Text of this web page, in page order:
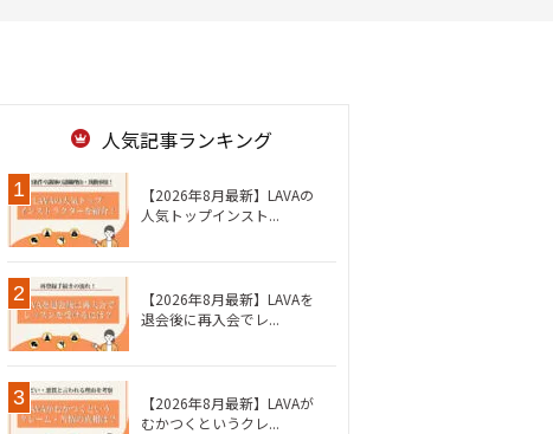
人気記事ランキング
【2026年8月最新】LAVAの
人気トップインスト...
【2026年8月最新】LAVAを
退会後に再入会でレ...
【2026年8月最新】LAVAが
むかつくというクレ...